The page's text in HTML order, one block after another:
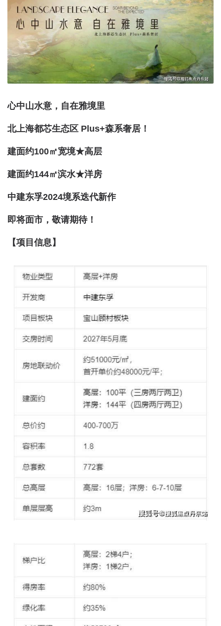
心中山水意，自在雅境里
北上海都芯生态区 Plus+森系奢居！
建面约100㎡宽境★高层
建面约144㎡滨水★洋房
中建东孚2024境系迭代新作
即将面市，敬请期待！
【项目信息】